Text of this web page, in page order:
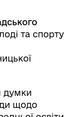
та спорту
думки
щодо